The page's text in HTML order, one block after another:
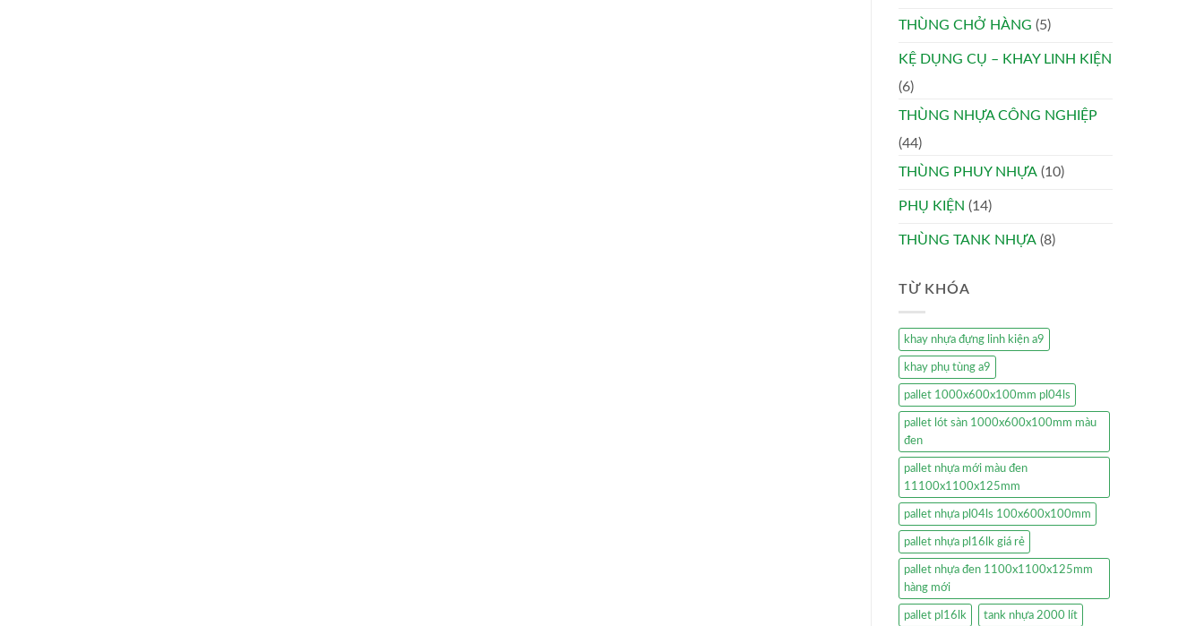
THÙNG CHỞ HÀNG (5)
KỆ DỤNG CỤ – KHAY LINH KIỆN
(6)
THÙNG NHỰA CÔNG NGHIỆP
(44)
THÙNG PHUY NHỰA (10)
PHỤ KIỆN (14)
THÙNG TANK NHỰA (8)
TỪ KHÓA
khay nhựa đựng linh kiện a9
khay phụ tùng a9
pallet 1000x600x100mm pl04ls
pallet lót sàn 1000x600x100mm màu
đen
pallet nhựa mới màu đen
11100x1100x125mm
pallet nhựa pl04ls 100x600x100mm
pallet nhựa pl16lk giá rẻ
pallet nhựa đen 1100x1100x125mm
hàng mới
pallet pl16lk tank nhựa 2000 lít